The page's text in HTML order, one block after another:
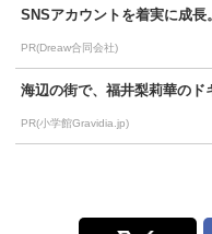
SNSアカウントを着実に成長
PR(Dreaw合同会社)
海辺の街で、福井梨莉華のド
PR(小学館Gravidia.jp)